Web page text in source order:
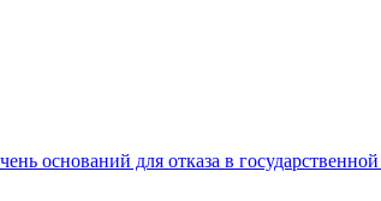
оснований для отказа в